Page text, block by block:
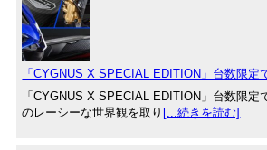
「CYGNUS X SPECIAL EDITION」台数限定
「CYGNUS X SPECIAL EDITION」台数限定
のレーシーな世界観を取り [...続きを読む]